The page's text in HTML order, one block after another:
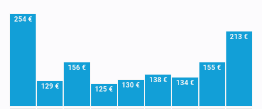
254 €
129 €
156 €
125 € 130 €
138 € 134 €
155 €
213 €